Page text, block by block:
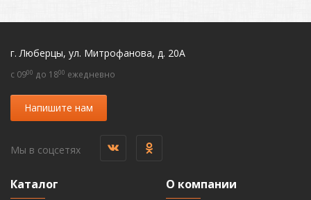
г. Люберцы, ул. Митрофанова, д. 20А
c 0900 до 1800 ежедневно
Напишите нам
Мы в соцсетях
Каталог О компании